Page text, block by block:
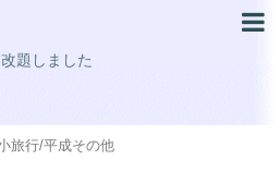
題しました
旅行/平成その他